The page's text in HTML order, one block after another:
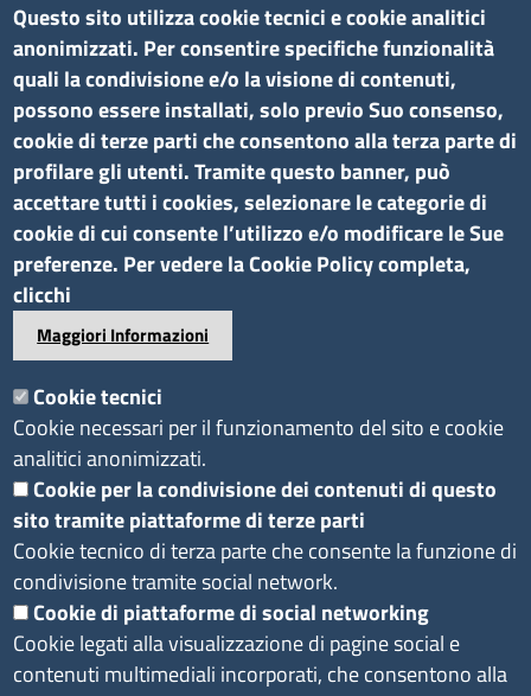
tel. 0165 573001
P.I. 01079470074
C.F. 91046340070
Peccciaa.aosta@ao.legalmail.camcom.it
Amministrazione trasparente
Bandi di gara e contratti
Bilanci
Concorsi e selezioni
Procedimenti
Seguici su
Sito web
Accesso riservato
Redazione
Questo sito utilizza cookie tecnici e cookie analitici
anonimizzati. Per consentire specifiche funzionalità
quali la condivisione e/o la visione di contenuti,
possono essere installati, solo previo Suo consenso,
cookie di terze parti che consentono alla terza parte di
profilare gli utenti. Tramite questo banner, può
accettare tutti i cookies, selezionare le categorie di
cookie di cui consente l’utilizzo e/o modificare le Sue
preferenze. Per vedere la Cookie Policy completa,
clicchi
Maggiori Informazioni
Cookie tecnici
Cookie necessari per il funzionamento del sito e cookie
analitici anonimizzati.
Cookie per la condivisione dei contenuti di questo
sito tramite piattaforme di terze parti
Cookie tecnico di terza parte che consente la funzione di
condivisione tramite social network.
Cookie di piattaforme di social networking
Cookie legati alla visualizzazione di pagine social e
contenuti multimediali incorporati, che consentono alla